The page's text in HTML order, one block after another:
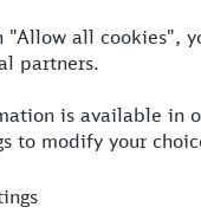
10:59 3